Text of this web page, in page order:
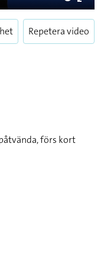
Enter
Repetera video
förs kort